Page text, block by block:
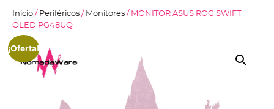
Inicio / Periféricos / Monitores / MONITOR ASUS ROG SWIFT
OLED PG48UQ
¡Oferta!